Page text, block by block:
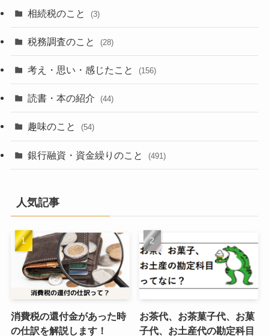
相続税のこと (3)
税務調査のこと (28)
考え・思い・感じたこと (156)
読書・本の紹介 (44)
趣味のこと (54)
銀行融資・資金繰りのこと (491)
人気記事
消費税の還付金があった時
の仕訳を解説します！
お茶代、お茶菓子代、お菓
子代、お土産代の勘定科目